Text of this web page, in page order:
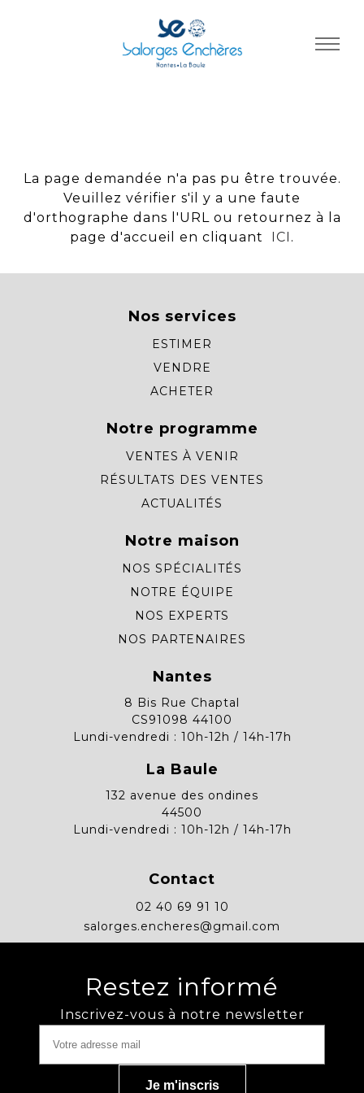
La page demandée n'a pas pu être trouvée.
Veuillez vérifier s'il y a une faute
d'orthographe dans l'URL ou retournez à la
page d'accueil en cliquant
ICI .
Nos services
ESTIMER
VENDRE
ACHETER
Notre programme
VENTES À VENIR
RÉSULTATS DES VENTES
ACTUALITÉS
Notre maison
NOS SPÉCIALITÉS
NOTRE ÉQUIPE
NOS EXPERTS
NOS PARTENAIRES
Nantes
8 Bis Rue Chaptal
CS91098 44100
Lundi-vendredi : 10h-12h / 14h-17h
La Baule
132 avenue des ondines
44500
Lundi-vendredi : 10h-12h / 14h-17h
Contact
02 40 69 91 10
salorges.encheres@gmail.com
Restez informé
Inscrivez-vous à notre newsletter